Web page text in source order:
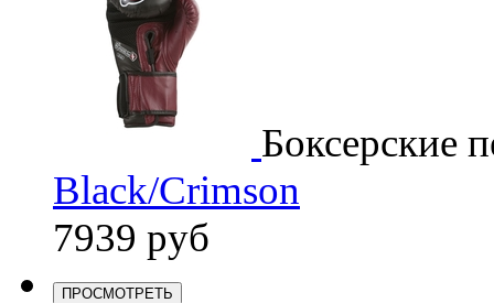
Боксерские
Black/Crimson
7939 руб
ПРОСМОТРЕТЬ